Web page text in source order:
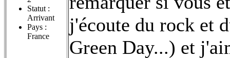
Statut :
Arrivant
Pays :
France
j'écoute du rock et
Green Day...) et